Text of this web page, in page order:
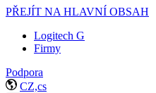
PŘEJÍT NA HLAVNÍ OBSAH
Logitech G
Firmy
Podpora
CZ,cs